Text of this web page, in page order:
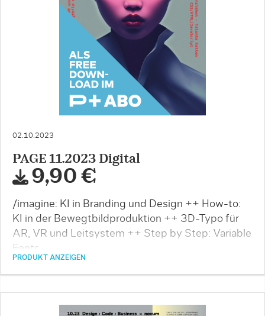
02.10.2023
PAGE 11.2023 Digital
9,90 €
/imagine: KI in Branding und Design ++ How-to:
KI in der Bewegtbildproduktion ++ 3D-Typo für
AR, VR und Leitsystem ++ Step by Step: Variable
Fonts …
PRODUKT ANZEIGEN